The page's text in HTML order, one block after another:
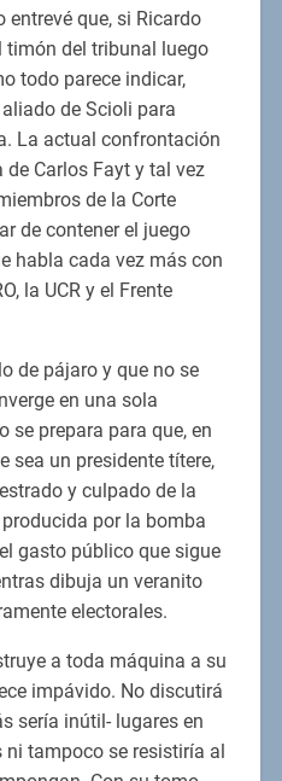
que, si Ricardo
timón del tribunal luego
todo parece indicar,
de Scioli para
La actual confrontación
Carlos Fayt y tal vez
de la Corte
de contener el juego
habla cada vez más con
la UCR y el Frente
de pájaro y que no se
en una sola
se prepara para que, en
sea un presidente títere,
y culpado de la
por la bomba
gasto público que sigue
dibuja un veranito
electorales.
a toda máquina a su
impávido. No discutirá
sería inútil- lugares en
tampoco se resistiría al